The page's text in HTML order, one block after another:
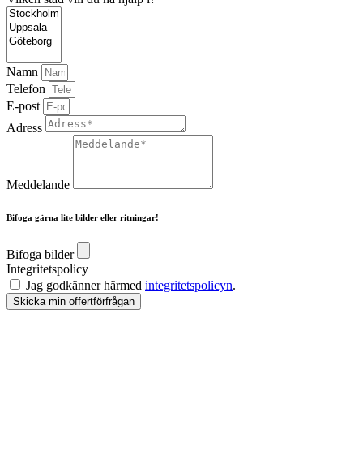
Namn
Telefon
E-post
Adress
Meddelande
Bifoga gärna lite bilder eller ritningar!
Bifoga bilder
Integritetspolicy
Jag godkänner härmed integritetspolicyn.
Skicka min offertförfrågan